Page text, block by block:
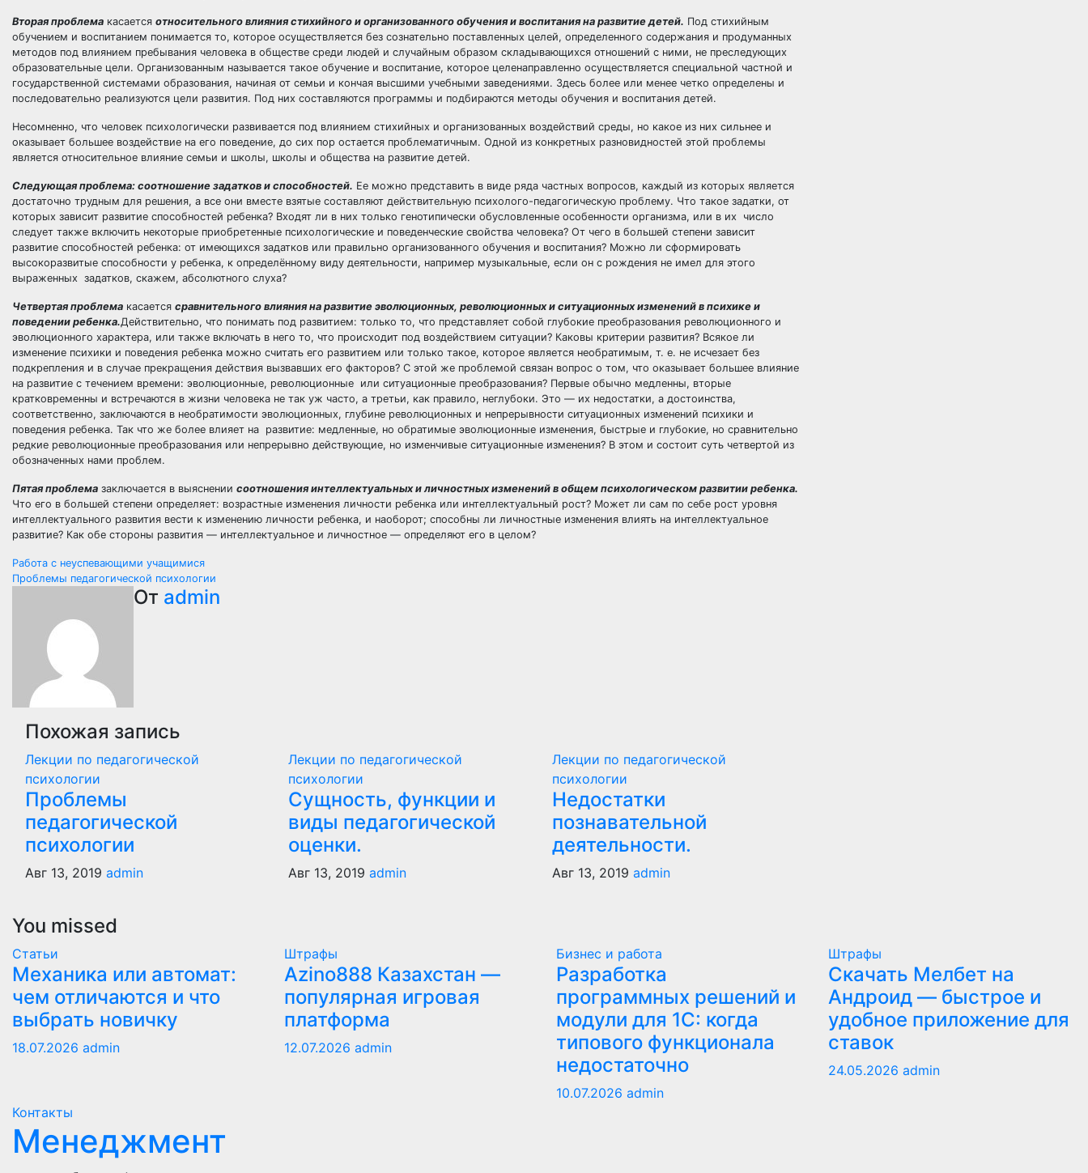
Вторая проблема касается относительного влияния стихийного и организованного обучения и воспитания на развитие детей. Под стихийным
обучением и воспитанием понимается то, которое осуществляется без сознательно поставленных целей, определенного содержания и продуманных
методов под влиянием пребывания человека в обществе среди людей и случайным образом складывающихся отношений с ними, не преследующих
образовательные цели. Организованным называется такое обучение и воспитание, которое целенаправленно осуществляется специальной частной и
государственной системами образования, начиная от семьи и кончая высшими учебными заведениями. Здесь более или менее четко определены и
последовательно реализуются цели развития. Под них составляются программы и подбираются методы обучения и воспитания детей.
Несомненно, что человек психологически развивается под влиянием стихийных и организованных воздействий среды, но какое из них сильнее и
оказывает большее воздействие на его поведение, до сих пор остается проблематичным. Одной из конкретных разновидностей этой проблемы
является относительное влияние семьи и школы, школы и общества на развитие детей.
Следующая проблема: соотношение задатков и способностей. Ее можно представить в виде ряда частных вопросов, каждый из которых является
достаточно трудным для решения, а все они вместе взятые составляют действительную психолого-педагогическую проблему. Что такое задатки, от
которых зависит развитие способностей ребенка? Входят ли в них только генотипически обусловленные особенности организма, или в их число
следует также включить некоторые приобретенные психологические и поведенческие свойства человека? От чего в большей степени зависит
развитие способностей ребенка: от имеющихся задатков или правильно организованного обучения и воспитания? Можно ли сформировать
высокоразвитые способности у ребенка, к определённому виду деятельности, например музыкальные, если он с рождения не имел для этого
выраженных задатков, скажем, абсолютного слуха?
Четвертая проблема касается сравнительного влияния на развитие эволюционных, революционных и ситуационных изменений в психике и
поведении ребенка.Действительно, что понимать под развитием: только то, что представляет собой глубокие преобразования революционного и
эволюционного характера, или также включать в него то, что происходит под воздействием ситуации? Каковы критерии развития? Всякое ли
изменение психики и поведения ребенка можно считать его развитием или только такое, которое является необратимым, т. е. не исчезает без
подкрепления и в случае прекращения действия вызвавших его факторов? С этой же проблемой связан вопрос о том, что оказывает большее влияние
на развитие с течением времени: эволюционные, революционные или ситуационные преобразования? Первые обычно медленны, вторые
кратковременны и встречаются в жизни человека не так уж часто, а третьи, как правило, неглубоки. Это — их недостатки, а достоинства,
соответственно, заключаются в необратимости эволюционных, глубине революционных и непрерывности ситуационных изменений психики и
поведения ребенка. Так что же более влияет на развитие: медленные, но обратимые эволюционные изменения, быстрые и глубокие, но сравнительно
редкие революционные преобразования или непрерывно действующие, но изменчивые ситуационные изменения? В этом и состоит суть четвертой из
обозначенных нами проблем.
Пятая проблема заключается в выяснении соотношения интеллектуальных и личностных изменений в общем психологическом развитии ребенка.
Что его в большей степени определяет: возрастные изменения личности ребенка или интеллектуальный рост? Может ли сам по себе рост уровня
интеллектуального развития вести к изменению личности ребенка, и наоборот; способны ли личностные изменения влиять на интеллектуальное
развитие? Как обе стороны развития — интеллектуальное и личностное — определяют его в целом?
Навигация
записям
Работа с неуспевающими учащимися
Проблемы педагогической психологии
От admin
Похожая запись
Лекции по педагогической
психологии
Проблемы
педагогической
психологии
Авг 13, 2019 admin
Лекции по педагогической
психологии
Сущность, функции и
виды педагогической
оценки.
Авг 13, 2019admin
Лекции по педагогической
психологии
Недостатки
познавательной
деятельности.
Авг 13, 2019 admin
You missed
Статьи
Механика или автомат:
чем отличаются и что
выбрать новичку
18.07.2026 admin
Штрафы
Azino888 Казахстан —
популярная игровая
платформа
12.07.2026 admin
Бизнес и работа
Разработка
программных решений и
модули для 1С: когда
типового функционала
недостаточно
10.07.2026 admin
Штрафы
Скачать Мелбет на
Андроид — быстрое и
удобное приложение для
ставок
24.05.2026 admin
Контакты
Менеджмент